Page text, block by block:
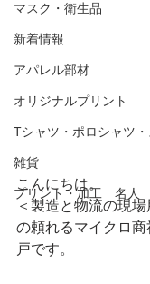
マスク・衛生品
新着情報
アパレル部材
オリジナルプリント
Tシャツ・ポロシャツ・
雑貨
プリント・加工 名人
こんにちは。
＜製造と物流の現
の頼れるマイクロ
戸です。